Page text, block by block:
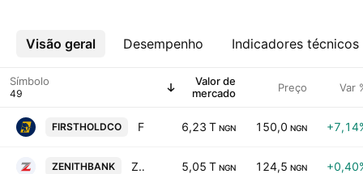
Visão geral Desempenho Indicadores técnicos
Mais
Símbolo
Valor de
mercado
Preço Var
FIRSTHOLDCO 6,23 T NGN 150,0 NGN
ZENITHBANK Zenith Bank PLC 5,05 T NGN 124,5 NGN